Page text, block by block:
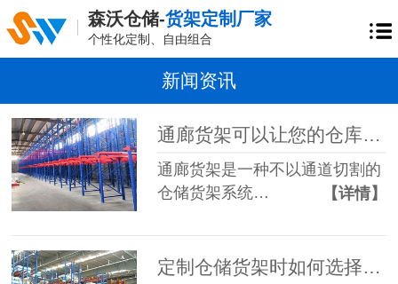
森沃仓储-货架定制厂家
个性化定制、自由组合
新闻资讯
通廊货架可以让您的仓库实现高密度存储
通廊货架是一种不以通道切割的
仓储货架系统…
【详情】
定制仓储货架时如何选择适合仓库的货架尺寸？